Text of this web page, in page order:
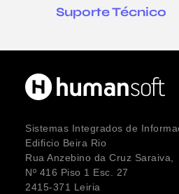
Suporte Técnico
Sistemas Integrados de
Edificio Beira Rio
Rua Anzebino da Cruz Saraiva,
Nº 416 Piso 1 Esc. 27
2415-371 Leiria